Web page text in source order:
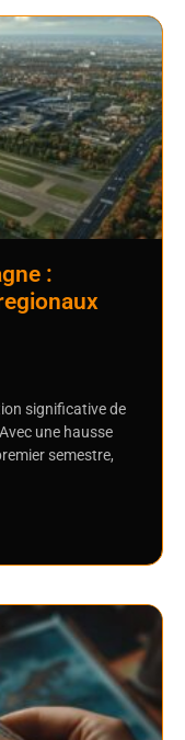
:
significative de
une hausse
semestre,